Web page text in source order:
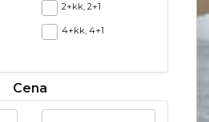
2+kk, 2+1
4+kk, 4+1
Cena